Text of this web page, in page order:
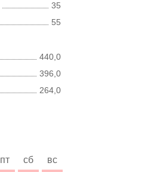
35
55
440,0
396,0
264,0
пт сб
вс